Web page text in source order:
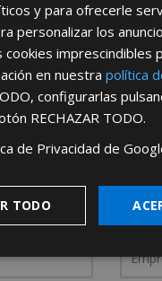
PARA HACERTE
ver todas las
pondremos en contacto
y para ofrecerle
personalizar los
imprescindibles
en nuestra política
, configurarlas
RECHAZAR TODO.
de Privacidad de
TODO